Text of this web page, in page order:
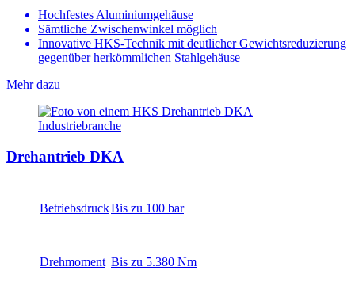
Hochfestes Aluminiumgehäuse
Sämtliche Zwischenwinkel möglich
Innovative HKS-Technik mit deutlicher Gewichtsreduzierung
gegenüber herkömmlichen Stahlgehäuse
Mehr dazu
Drehantrieb DKA
BetriebsdruckBis zu 100 bar
Drehmoment Bis zu 5.380 Nm